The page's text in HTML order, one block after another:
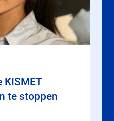
KISMET
te stoppen